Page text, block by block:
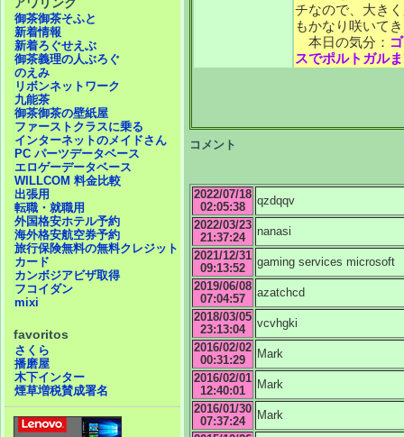
チなので、大き
もかなり咲いて
本日の気分：
スでポルトガル
コメント
2022/07/18
02:05:38
qzdqqv
2022/03/23
21:37:24
nanasi
2021/12/31
09:13:52
gaming services microsoft
2019/06/08
07:04:57
azatchcd
2018/03/05
23:13:04
vcvhgki
2016/02/02
00:31:29
Mark
2016/02/01
12:40:01
Mark
2016/01/30
07:37:24
Mark
御茶御茶そふと
新着情報
新着ろぐせえぶ
御茶義理の人ぶろぐ
のえみ
リボンネットワーク
九能茶
御茶御茶の壁紙屋
ファーストクラスに乗る
インターネットのメイドさん
PC パーツデータベース
エロゲーデータベース
WILLCOM 料金比較
出張用
転職・就職用
外国格安ホテル予約
海外格安航空券予約
旅行保険無料の無料クレジット
カード
カンボジアビザ取得
フコイダン
mixi
favoritos
さくら
播磨屋
木下インター
煙草増税賛成署名